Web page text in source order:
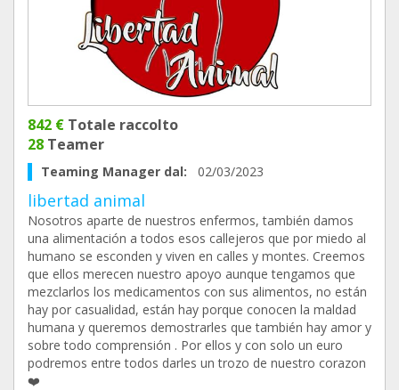
842 € Totale raccolto
28 Teamer
Teaming Manager dal: 02/03/2023
libertad animal
Nosotros aparte de nuestros enfermos, también damos
una alimentación a todos esos callejeros que por miedo al
humano se esconden y viven en calles y montes. Creemos
que ellos merecen nuestro apoyo aunque tengamos que
mezclarlos los medicamentos con sus alimentos, no están
hay por casualidad, están hay porque conocen la maldad
humana y queremos demostrarles que también hay amor y
sobre todo comprensión . Por ellos y con solo un euro
podremos entre todos darles un trozo de nuestro corazon
❤️